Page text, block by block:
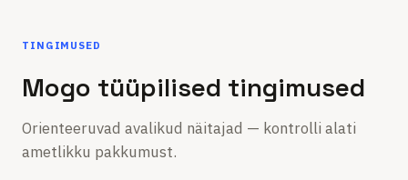
TINGIMUSED
Mogo tüüpilised tingimused
Orienteeruvad avalikud näitajad — kontrolli alati
ametlikku pakkumust.